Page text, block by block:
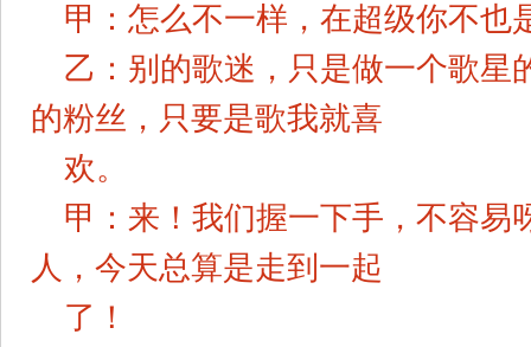
甲：怎么不一样，在超级你不也
乙：别的歌迷，只是做一个歌星
的粉丝，只要是歌我就喜
欢。
甲：来！我们握一下手，不容易
人，今天总算是走到一起
了！